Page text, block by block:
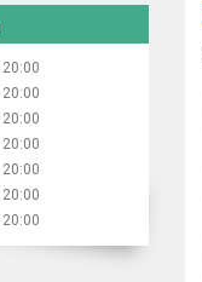
20:00
20:00
20:00
20:00
20:00
20:00
20:00